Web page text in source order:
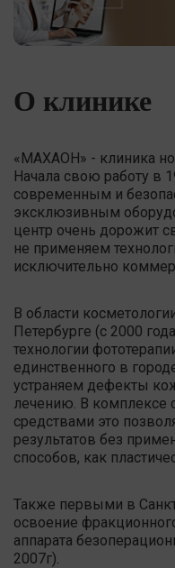
О клинике
«МАХАОН» - клиника
Начала свою работу в
современным и
эксклюзивным
центр очень дорожит
не применяем
исключительно
В области
Петербурге (с 2000
технологии
единственного в
устраняем дефекты
лечению. В комплексе
средствами это
результатов без
способов, как
Также первыми в
освоение
аппарата
2007г).